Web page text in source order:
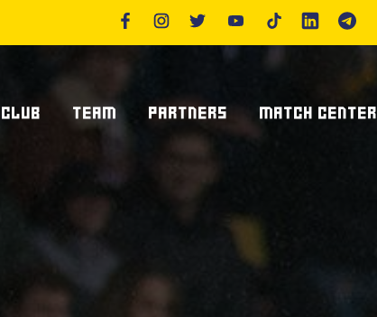
CLUB
Stadio Lanfranchi
TEAM
Staff Tecnico
PARTNERS
Supplier Sponsor
MATCH CENTER
Archivio Risultati